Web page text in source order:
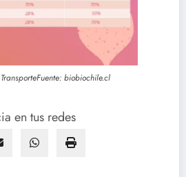
biobiochile.cl
en tus redes